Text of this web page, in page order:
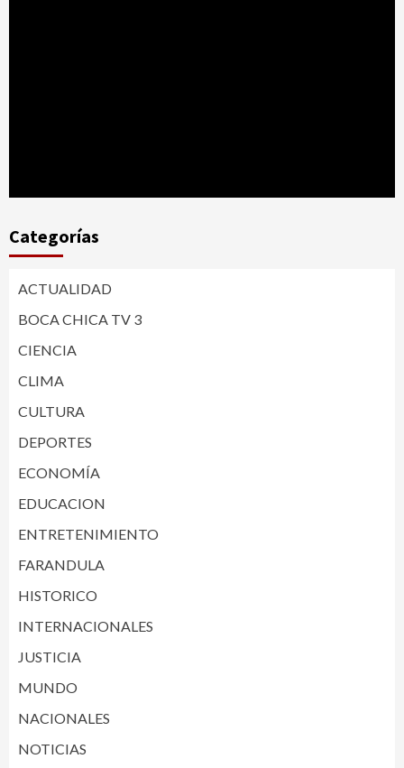
Categorías
ACTUALIDAD
BOCA CHICA TV 3
CIENCIA
CLIMA
CULTURA
DEPORTES
ECONOMÍA
EDUCACION
ENTRETENIMIENTO
FARANDULA
HISTORICO
INTERNACIONALES
JUSTICIA
MUNDO
NACIONALES
NOTICIAS